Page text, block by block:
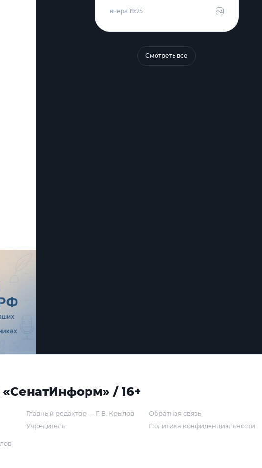
вчера 19:25
Смотреть все
/ 16+
Главный редактор — Г. В. Крылов
Учредитель
Обратная связь
Политика конфиденциальности